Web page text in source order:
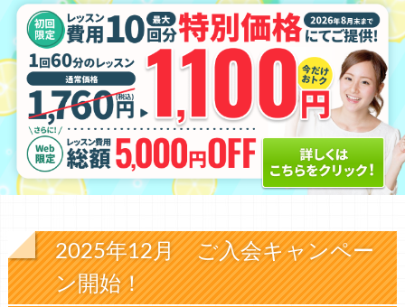
2025年12月 ご入会キャンペー
ン開始！